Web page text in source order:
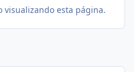
esta página.